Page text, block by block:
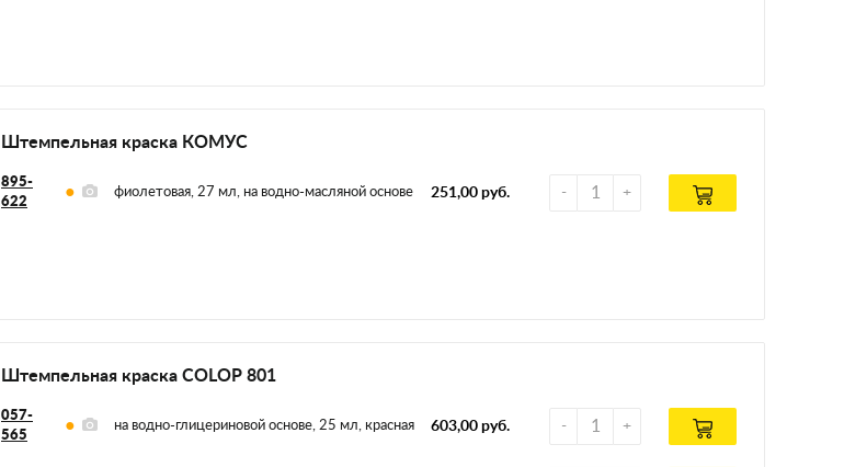
Штемпельная краска КОМУС
895-
622
фиолетовая, 27 мл, на водно-масляной основе 251,00 руб.
Штемпельная краска COLOP 801
057-
565
на водно-глицериновой основе, 25 мл, красная 603,00 руб.